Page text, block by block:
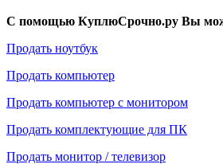
С помощью КуплюСрочно.ру Вы
Продать ноутбук
Продать компьютер
Продать компьютер с монитором
Продать комплектующие для ПК
Продать монитор / телевизор